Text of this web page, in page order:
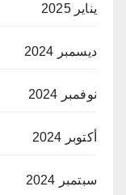
يناير 2025
ديسمبر 2024
نوفمبر 2024
أكتوبر 2024
سبتمبر 2024